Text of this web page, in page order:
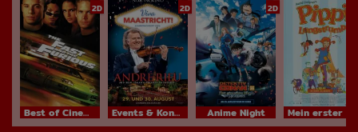
2D
Best of Cinema
2D
Events & Konzerte
2D
Anime Night